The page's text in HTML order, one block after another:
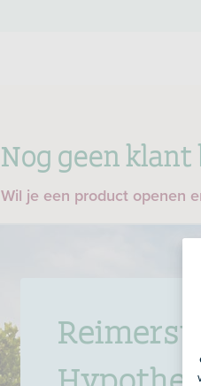
Nog geen klant
Wil je een product openen